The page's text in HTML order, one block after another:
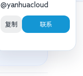
@yanhuacloud
复制 联系